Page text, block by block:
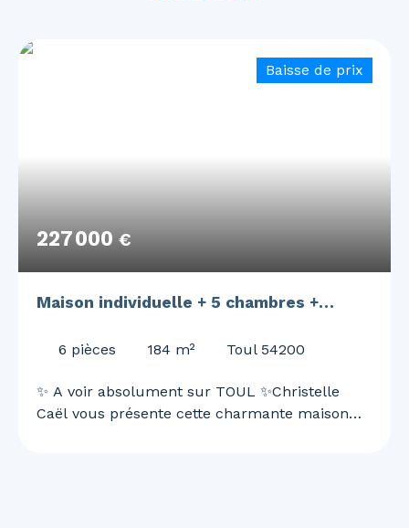
227 000 €
Baisse de prix
Maison individuelle + 5 chambres +
6 pièces 184 m² Toul 54200
✨ A voir absolument sur TOUL ✨Christelle
Caël vous présente cette charmante maison